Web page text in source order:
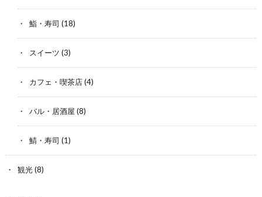
鮨・寿司 (18)
スイーツ (3)
カフェ・喫茶店(4)
バル・居酒屋 (8)
鯖・寿司 (1)
観光(8)